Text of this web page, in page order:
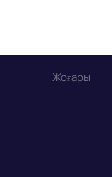
Жоғары